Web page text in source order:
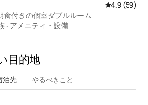
レビュー59
4.9 (59)
食付きの個室ダブルルーム
· アメニティ・設備
目⁠的⁠地
泊⁠先 やるべきこと